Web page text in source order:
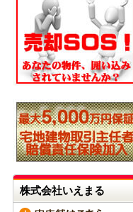
株式会社いえまる